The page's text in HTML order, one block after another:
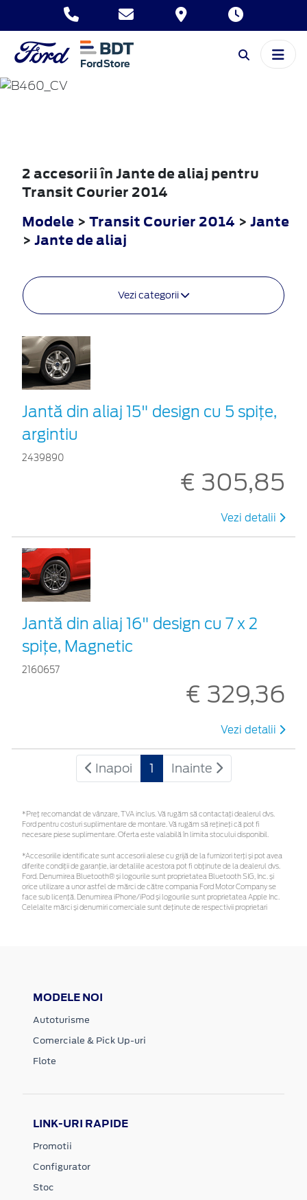
TRANSIT
COURIER
2 accesorii în Jante de aliaj pentru
Transit Courier 2014
Modele > Transit Courier 2014 > Jante
> Jante de aliaj
Vezi categorii
Jantă din aliaj 15" design cu 5 spiţe,
argintiu
2439890
€ 305,85
Vezi detalii
Jantă din aliaj 16" design cu 7 x 2
spițe, Magnetic
2160657
€ 329,36
Vezi detalii
Inapoi 1 Inainte
*Preţ recomandat de vânzare, TVA inclus. Vă rugăm să contactaţi dealerul dvs.
Ford pentru costuri suplimentare de montare. Vă rugăm să rețineți că pot fi
necesare piese suplimentare. Oferta este valabilă în limita stocului disponibil.
*Accesoriile identificate sunt accesorii alese cu grijă de la furnizori terți și pot avea
diferite condiții de garanție, iar detaliile acestora pot fi obținute de la dealerul dvs.
Ford. Denumirea Bluetooth® și logourile sunt proprietatea Bluetooth SIG, Inc. și
orice utilizare a unor astfel de mărci de către compania Ford Motor Company se
face sub licență. Denumirea iPhone/iPod și logourile sunt proprietatea Apple Inc.
Celelalte mărci și denumiri comerciale sunt deținute de respectivii proprietari
MODELE NOI
Autoturisme
Comerciale & Pick Up-uri
Flote
LINK-URI RAPIDE
Promotii
Configurator
Stoc